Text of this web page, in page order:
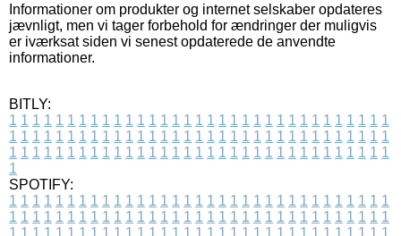
Informationer om produkter og internet selskaber opdateres
jævnligt, men vi tager forbehold for ændringer der muligvis
er iværksat siden vi senest opdaterede de anvendte
informationer.
BITLY:
1 1 1 1 1 1 1 1 1 1 1 1 1 1 1 1 1 1 1 1 1 1 1 1 1 1 1 1 1 1 1 1 1
1 1 1 1 1 1 1 1 1 1 1 1 1 1 1 1 1 1 1 1 1 1 1 1 1 1 1 1 1 1 1 1 1
1 1 1 1 1 1 1 1 1 1 1 1 1 1 1 1 1 1 1 1 1 1 1 1 1 1 1 1 1 1 1 1 1
1
SPOTIFY:
1 1 1 1 1 1 1 1 1 1 1 1 1 1 1 1 1 1 1 1 1 1 1 1 1 1 1 1 1 1 1 1 1
1 1 1 1 1 1 1 1 1 1 1 1 1 1 1 1 1 1 1 1 1 1 1 1 1 1 1 1 1 1 1 1 1
1 1 1 1 1 1 1 1 1 1 1 1 1 1 1 1 1 1 1 1 1 1 1 1 1 1 1 1 1 1 1 1 1